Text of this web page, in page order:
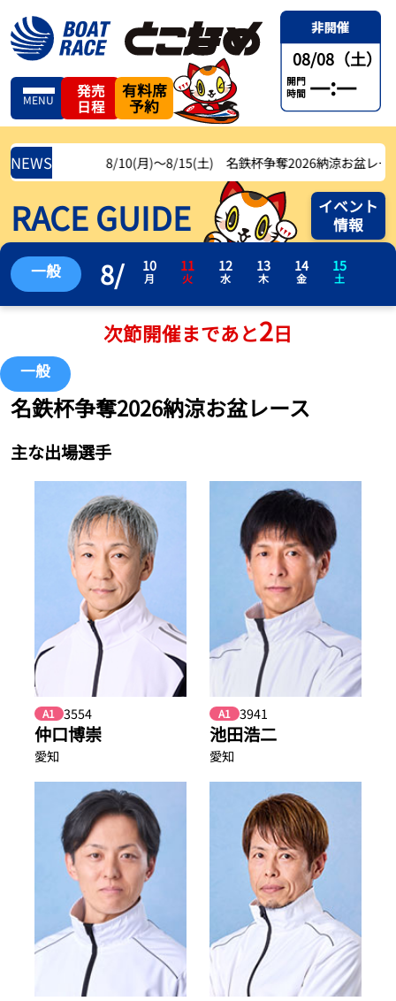
MENU
発売
日程
有料席
予約
08/08（土）
開門
時間 —:—
NEWS 8/10(月)〜8/15(土) 名鉄杯争奪2026納涼お盆レース
RACE GUIDE
イベント
情報
一般 8/ 10
月
11
火
12
水
13
木
14
金
15
土
次節開催まであと2日
一般
名鉄杯争奪2026納涼お盆レース
主な出場選手
A1 3554
仲口博崇
愛知
A1 3941
池田浩二
愛知